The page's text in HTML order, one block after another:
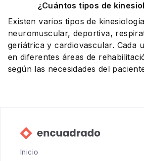
¿Cuántos tipos de
Existen varios tipos de
neuromuscular, deportiva,
geriátrica y cardiovascular. Cada
en diferentes áreas de
según las necesidades del
Inicio